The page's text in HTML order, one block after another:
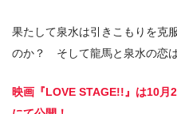
果たして泉水は引きこもりを克
のか？ そして龍馬と泉水の恋
映画『LOVE STAGE!!』は10月